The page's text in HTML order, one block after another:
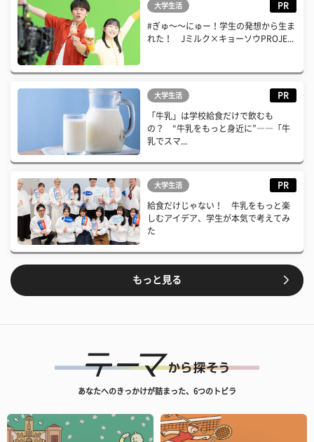
大学生活 PR
#ぎゅ〜〜にゅー！学生の発想から生ま
れた！ Jミルク×キョーソウPROJE...
大学生活 PR
「牛乳」は学校給食だけで飲むも
の？ “牛乳をもっと身近に”――「牛
乳でスマ...
大学生活 PR
給食だけじゃない！ 牛乳をもっと楽
しむアイデア、学生が本気で考えてみ
た
もっと見る
あなたへのきっかけが詰まった、6つのトビラ